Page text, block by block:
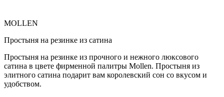
MOLLEN
Простыня на резинке из сатина
Простыня на резинке из прочного и нежного люксового
сатина в цвете фирменной палитры Mollen. Простыня из
элитного сатина подарит вам королевский сон со вкусом и
удобством.